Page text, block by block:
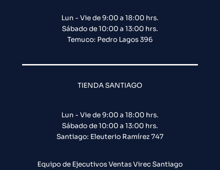
Lun - Vie de 9:00 a 18:00 hrs.
Sábado de 10:00 a 13:00 hrs.
Temuco: Pedro Lagos 396
TIENDA SANTIAGO
Lun - Vie de 9:00 a 18:00 hrs.
Sábado de 10:00 a 13:00 hrs.
Santiago: Eleuterio Ramírez 747​
Equipo de Ejecutivos Ventas Virec Santiago